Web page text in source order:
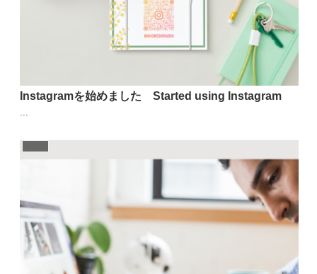
Instagramを始めました Started using Instagram
...